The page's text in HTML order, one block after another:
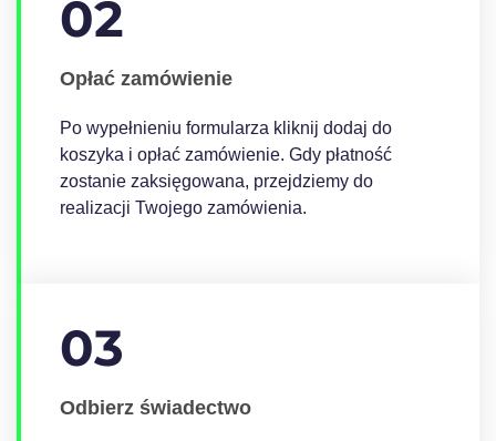
02
Opłać zamówienie
Po wypełnieniu formularza kliknij dodaj do
koszyka i opłać zamówienie. Gdy płatność
zostanie zaksięgowana, przejdziemy do
realizacji Twojego zamówienia.
03
Odbierz świadectwo